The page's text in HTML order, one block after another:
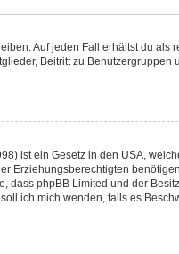
Auf jeden Fall erhältst du als
Beitritt zu Benutzergruppen
ist ein Gesetz in den USA,
Erziehungsberechtigten
dass phpBB Limited und der
ich mich wenden, falls es